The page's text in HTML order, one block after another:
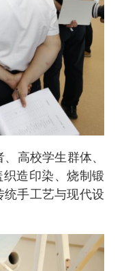
高校学生群体、
造印染、烧制锻
手工艺与现代设